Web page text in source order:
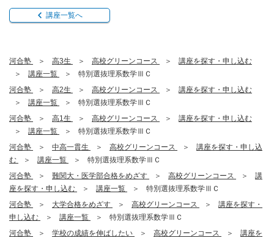
講座一覧へ
河合塾 高3生 高校グリーンコース
講座を探す・申し込む
講座一覧
特別選抜理系数学ⅢＣ
河合塾
高2生 高校グリーンコース
講座を探す・申し込む
講座一覧
特別選抜理系数学ⅢＣ
河合塾
高1生 高校グリーンコース
講座を探す・申し込む
講座一覧
特別選抜理系数学ⅢＣ
河合塾
中高一貫生 高校グリーンコース
講座を探す・申し込
む
講座一覧
特別選抜理系数学ⅢＣ
河合塾
難関大・医学部合格をめざす 高校グリーンコース
講
座を探す・申し込む
講座一覧
特別選抜理系数学ⅢＣ
河合塾
大学合格をめざす 高校グリーンコース
講座を探す・
申し込む
講座一覧
特別選抜理系数学ⅢＣ
河合塾
学校の成績を伸ばしたい 高校グリーンコース
講座を